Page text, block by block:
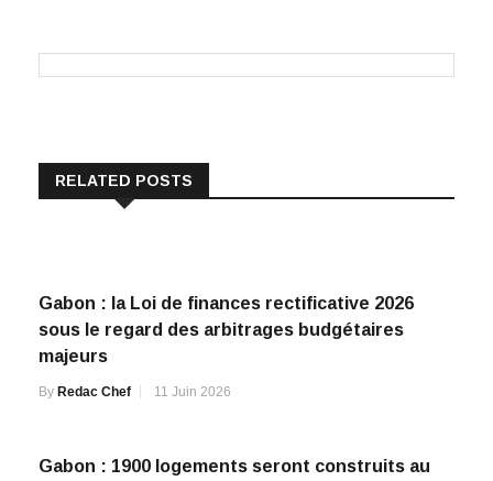
RELATED POSTS
Gabon : la Loi de finances rectificative 2026
sous le regard des arbitrages budgétaires
majeurs
By Redac Chef 11 Juin 2026
Gabon : 1900 logements seront construits au